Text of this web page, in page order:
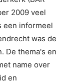
2009 veel
een informeel
was de
De thema's en
name over
en